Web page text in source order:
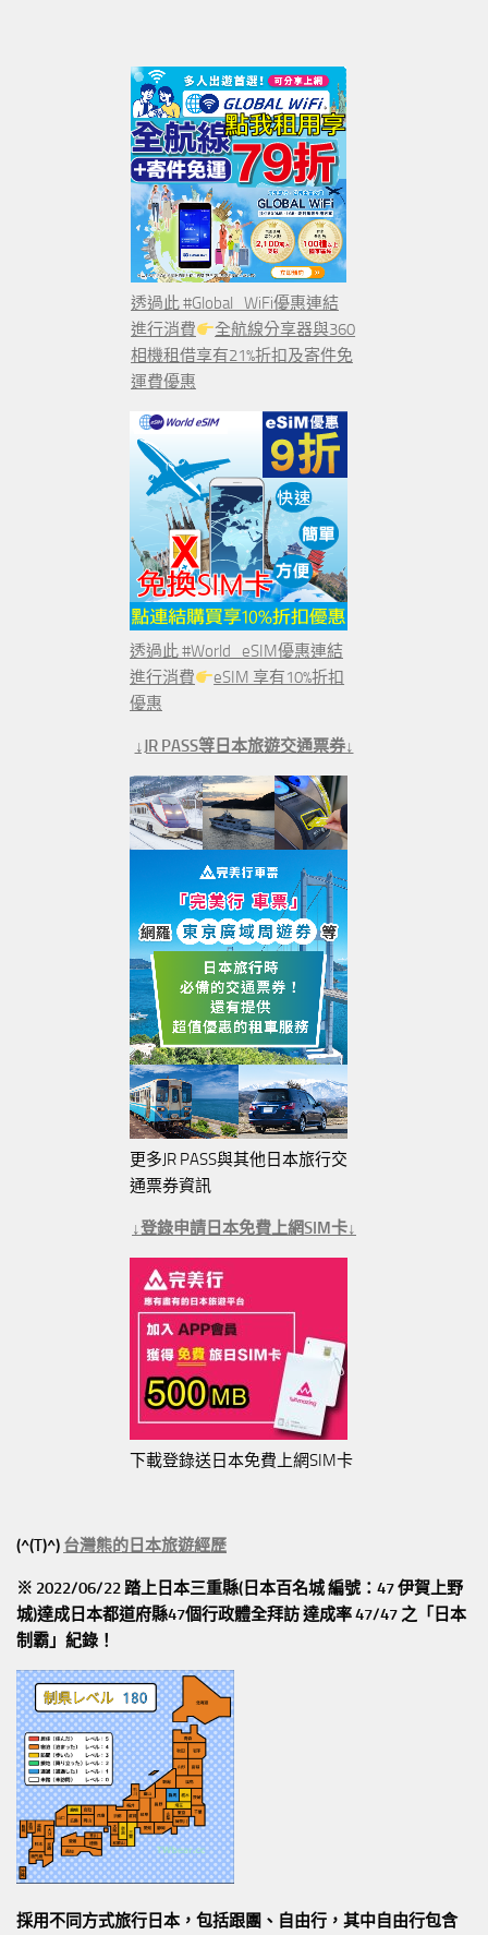
透過此 #Global_WiFi優惠連結
進行消費
全航線分享器與360
相機租借享有21%折扣及寄件免
運費優惠
透過此 #World_eSIM優惠連結
進行消費
eSIM 享有10%折扣
優惠
↓JR PASS等日本旅遊交通票券↓
更多JR PASS與其他日本旅行交
通票券資訊
↓登錄申請日本免費上網SIM卡↓
下載登錄送日本免費上網SIM卡
(^(T)^) 台灣熊的日本旅遊經歷
※ 2022/06/22 踏上日本三重縣(日本百名城 編號：47 伊賀上野
城)達成日本都道府縣47個行政體全拜訪達成率 47/47 之「日本
制霸」紀錄！
採用不同方式旅行日本，包括跟團、自由行，其中自由行包含